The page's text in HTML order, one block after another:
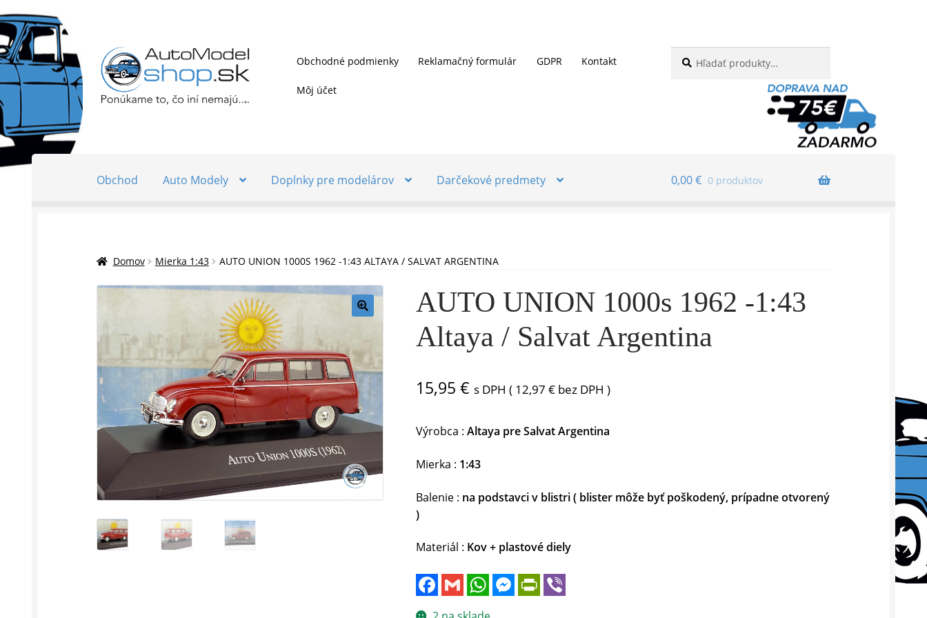
Preskočiť
na
navigáciu
Preskočiť
na
obsah
Obchodné podmienky Reklamačný formulár GDPR Kontakt
Môj účet
Obchod Auto Modely Doplnky pre modelárov Darčekové predmety 0,00€ 0 produktov
Domov Mierka 1:43 AUTO UNION 1000S 1962 -1:43 ALTAYA / SALVAT ARGENTINA
AUTO UNION 1000s 1962 -1:43
Altaya / Salvat Argentina
15,95 € s DPH ( 12,97 €bez DPH )
Výrobca : Altaya pre Salvat Argentina
Mierka : 1:43
Balenie : na podstavci v blistri ( blister môže byť poškodený, prípadne otvorený
)
Materiál : Kov + plastové diely
e
G
m
i
W
t
M